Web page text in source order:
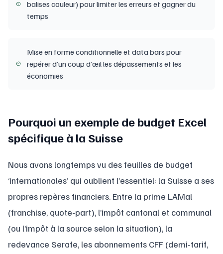
balises couleur) pour limiter les erreurs et gagner du
temps
Mise en forme conditionnelle et data bars pour
repérer d’un coup d’œil les dépassements et les
économies
Pourquoi un exemple de budget Excel
spécifique à la Suisse
Nous avons longtemps vu des feuilles de budget
‘internationales’ qui oublient l’essentiel: la Suisse a ses
propres repères financiers. Entre la prime LAMal
(franchise, quote-part), l’impôt cantonal et communal
(ou l’impôt à la source selon la situation), la
redevance Serafe, les abonnements CFF (demi-tarif,